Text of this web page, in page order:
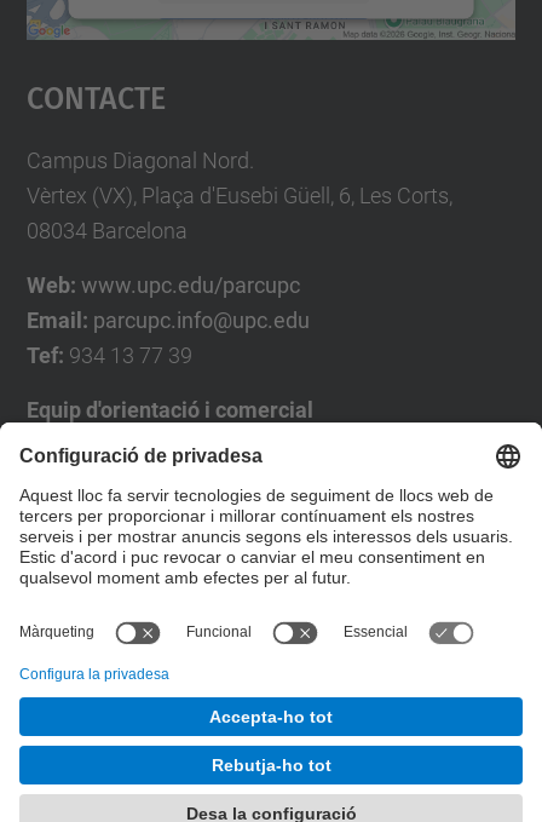
Accepta
powered by
Contacte
Campus Diagonal Nord.
Vèrtex (VX), Plaça d'Eusebi Güell, 6, Les Corts,
08034 Barcelona
Web: www.upc.edu/parcupc
Email: parcupc.info@upc.edu
Tef: 934 13 77 39
Equip d'orientació i comercial
José Luís Grande
Tel. 93 4137194
jose.luis.grande@upc.edu
Formulari de contacte
Desenvolupat amb